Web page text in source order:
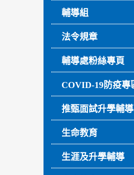
輔導組
法令規章
輔導處粉絲專頁
COVID-19防疫專
推甄面試升學輔
生命教育
生涯及升學輔導